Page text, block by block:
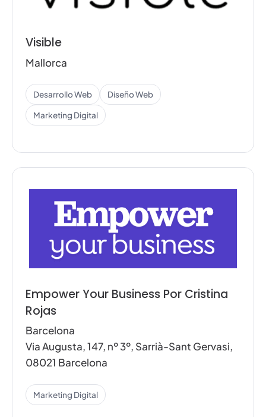
Visible
Mallorca
Desarrollo Web Diseño Web
Marketing Digital
Empower Your Business Por Cristina
Rojas
Barcelona
Via Augusta, 147, nº 3º, Sarrià-Sant Gervasi,
08021 Barcelona
Marketing Digital